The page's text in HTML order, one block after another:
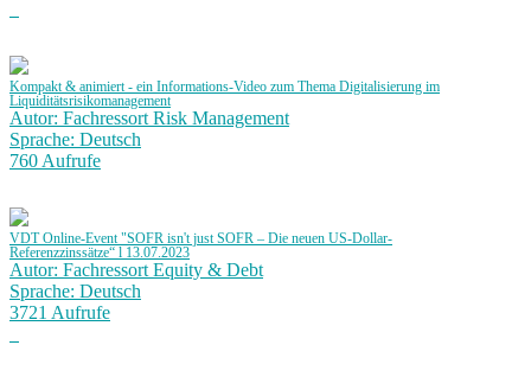
Kompakt & animiert - ein Informations-Video zum Thema Digitalisierung im
Liquiditätsrisikomanagement
Autor: Fachressort Risk Management
Sprache: Deutsch
760 Aufrufe
VDT Online-Event "SOFR isn't just SOFR – Die neuen US-Dollar-
Referenzzinssätze“ l 13.07.2023
Autor: Fachressort Equity & Debt
Sprache: Deutsch
3721 Aufrufe